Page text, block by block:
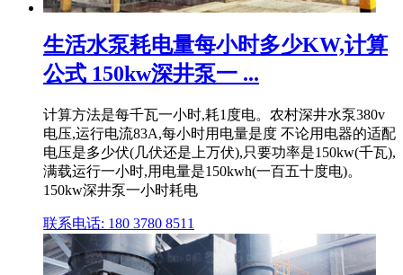
生活水泵耗电量每小时多少KW,计算
公式 150kw深井泵一 ...
计算方法是每千瓦一小时,耗1度电。农村深井水泵380v
电压,运行电流83A,每小时用电量是度 不论用电器的适配
电压是多少伏(几伏还是上万伏),只要功率是150kw(千瓦),
满载运行一小时,用电量是150kwh(一百五十度电)。
150kw深井泵一小时耗电
联系电话: 180 3780 8511